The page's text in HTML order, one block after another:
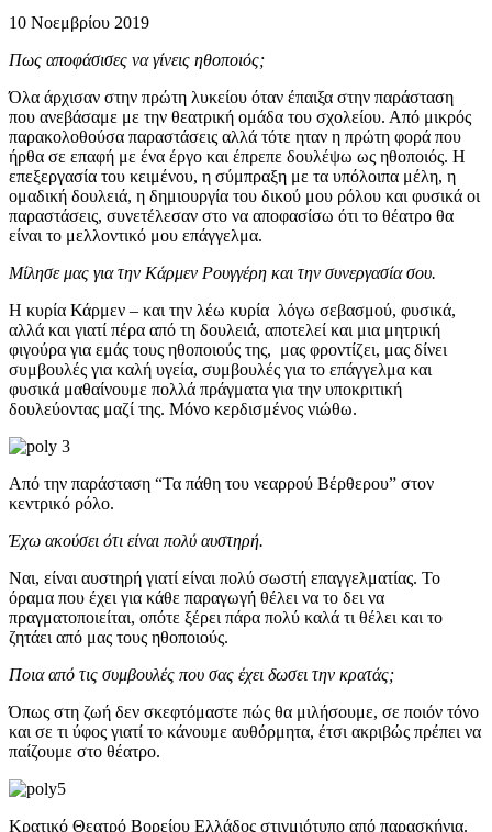
10 Νοεμβρίου 2019
Πως αποφάσισες να γίνεις ηθοποιός;
Όλα άρχισαν στην πρώτη λυκείου όταν έπαιξα στην παράσταση
που ανεβάσαμε με την θεατρική ομάδα του σχολείου. Από μικρός
παρακολοθούσα παραστάσεις αλλά τότε ηταν η πρώτη φορά που
ήρθα σε επαφή με ένα έργο και έπρεπε δουλέψω ως ηθοποιός. Η
επεξεργασία του κειμένου, η σύμπραξη με τα υπόλοιπα μέλη, η
ομαδική δουλειά, η δημιουργία του δικού μου ρόλου και φυσικά οι
παραστάσεις, συνετέλεσαν στο να αποφασίσω ότι το θέατρο θα
είναι το μελλοντικό μου επάγγελμα.
Μίλησε μας για την Κάρμεν Ρουγγέρη και την συνεργασία σου.
Η κυρία Κάρμεν – και την λέω κυρία λόγω σεβασμού, φυσικά,
αλλά και γιατί πέρα από τη δουλειά, αποτελεί και μια μητρική
φιγούρα για εμάς τους ηθοποιούς της, μας φροντίζει, μας δίνει
συμβουλές για καλή υγεία, συμβουλές για το επάγγελμα και
φυσικά μαθαίνουμε πολλά πράγματα για την υποκριτική
δουλεύοντας μαζί της. Μόνο κερδισμένος νιώθω.
Από την παράσταση “Τα πάθη του νεαρρού Βέρθερου” στον
κεντρικό ρόλο.
Έχω ακούσει ότι είναι πολύ αυστηρή.
Ναι, είναι αυστηρή γιατί είναι πολύ σωστή επαγγελματίας. Το
όραμα που έχει για κάθε παραγωγή θέλει να το δει να
πραγματοποιείται, οπότε ξέρει πάρα πολύ καλά τι θέλει και το
ζητάει από μας τους ηθοποιούς.
Ποια από τις συμβουλές που σας έχει δωσει την κρατάς;
Όπως στη ζωή δεν σκεφτόμαστε πώς θα μιλήσουμε, σε ποιόν τόνο
και σε τι ύφος γιατί το κάνουμε αυθόρμητα, έτσι ακριβώς πρέπει να
παίζουμε στο θέατρο.
Κρατικό Θεατρό Βορείου Ελλάδος στιγμιότυπο από παρασκήνια.